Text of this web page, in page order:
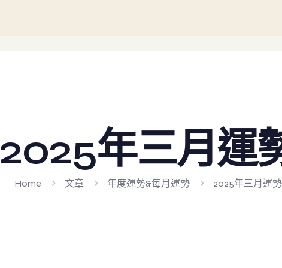
2025年三月運
Home 文章 年度運勢&每月運勢 2025年三月運勢